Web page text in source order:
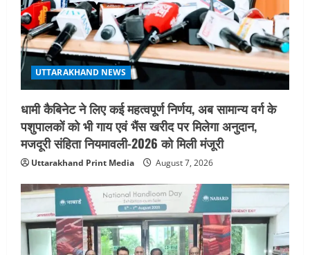
4 August 6, 2026
5
UTTARAKHAND NEWS
मिस उत्तराखंड 2026 के सब-कॉन्टेस्ट ‘मिस
ब्यूटीफुल आइज़’ एवं ‘मिस ब्यूटीफुल हेयर’ का
आयोजन
August 5, 2026
UTTARAKHAND NEWS
धामी कैबिनेट ने लिए कई महत्वपूर्ण निर्णय, अब सामान्य वर्ग के
पशुपालकों को भी गाय एवं भैंस खरीद पर मिलेगा अनुदान,
मजदूरी संहिता नियमावली-2026 को मिली मंजूरी
Uttarakhand Print Media August 7, 2026